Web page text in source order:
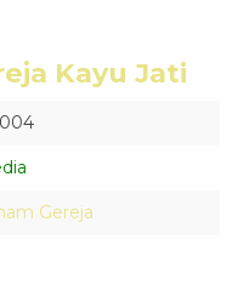
Kayu Jati
Gereja